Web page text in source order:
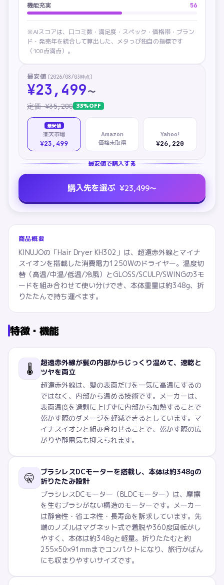
機能充実 56
※AIスコアは、口コミ数・満足度・スペック・価格帯・ブラン
ド・発売年を統合して算出した、メタっぴ独自の指標です
（100点満点）。
最安値 (2026/08/03時点)
¥23,499〜
定価 ¥35,200 33%OFF
最安値
楽天市場
¥23,499
Amazon
価格未取得
Yahoo!
¥26,220
最安値で購入する
購入先を選ぶ ¥23,499〜
商品概要
KINUJOの「Hair Dryer KH302」は、超遠赤外線とマイナ
スイオンを搭載した消費電力1250Wのドライヤー。温度切
替（高温/中温/低温/冷風）とGLOSS/SCULP/SWINGの3モ
ードを組み合わせて使い分けでき、本体重量は約348g、折
りたたんで持ち運べます。
特徴・機能
🌡️
超遠赤外線が髪の内部からじっくり温めて、速乾と
ツヤを両立
超遠赤外線は、髪の表面だけを一気に高温にするの
ではなく、内部から温める技術です。メーカーは、
表面温度を過剰に上げずに内部から加熱することで
乾かす際のダメージを軽減できるとしています。マ
イナスイオンと組み合わせることで、乾かす際の広
がりや静電気も抑えられます。
🤫
ブラシレスDCモーターを搭載し、本体は約348gの
折りたたみ設計
ブラシレスDCモーター（BLDCモーター）は、摩擦
を生むブラシがない構造のモーターです。メーカー
は静音性・省エネ性・長寿命を訴求しています。先
端のノズルはマグネット式で着脱や360度回転がし
やすく、本体は約348gと軽量。折りたたむと約
255×50×91mmまでコンパクトになり、旅行かばん
にも収まりやすいサイズです。